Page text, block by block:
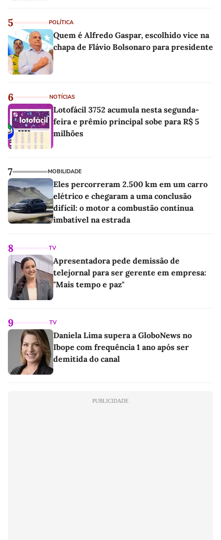
5 POLÍTICA
Quem é Alfredo Gaspar, escolhido vice na
chapa de Flávio Bolsonaro para presidente
6 NOTÍCIAS
Lotofácil 3752 acumula nesta segunda-
feira e prêmio principal sobe para R$ 5
milhões
7 MOBILIDADE
Eles percorreram 2.500 km em um carro
elétrico e chegaram a uma conclusão
difícil: o motor a combustão continua
imbatível na estrada
8 TV
Apresentadora pede demissão de
telejornal para ser gerente em empresa:
"Mais tempo e paz"
9 TV
Daniela Lima supera a GloboNews no
Ibope com frequência 1 ano após ser
demitida do canal
PUBLICIDADE